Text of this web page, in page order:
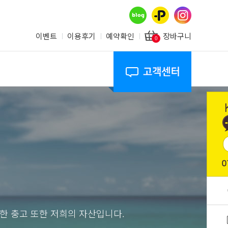
이벤트 이용후기 예약확인 0 장바구니
충고 또한 저희의 자산입니다.